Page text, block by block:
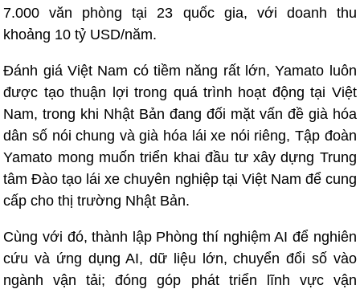
7.000 văn phòng tại 23 quốc gia, với doanh thu
khoảng 10 tỷ USD/năm.
Đánh giá Việt Nam có tiềm năng rất lớn, Yamato luôn
được tạo thuận lợi trong quá trình hoạt động tại Việt
Nam, trong khi Nhật Bản đang đối mặt vấn đề già hóa
dân số nói chung và già hóa lái xe nói riêng, Tập đoàn
Yamato mong muốn triển khai đầu tư xây dựng Trung
tâm Đào tạo lái xe chuyên nghiệp tại Việt Nam để cung
cấp cho thị trường Nhật Bản.
Cùng với đó, thành lập Phòng thí nghiệm AI để nghiên
cứu và ứng dụng AI, dữ liệu lớn, chuyển đổi số vào
ngành vận tải; đóng góp phát triển lĩnh vực vận